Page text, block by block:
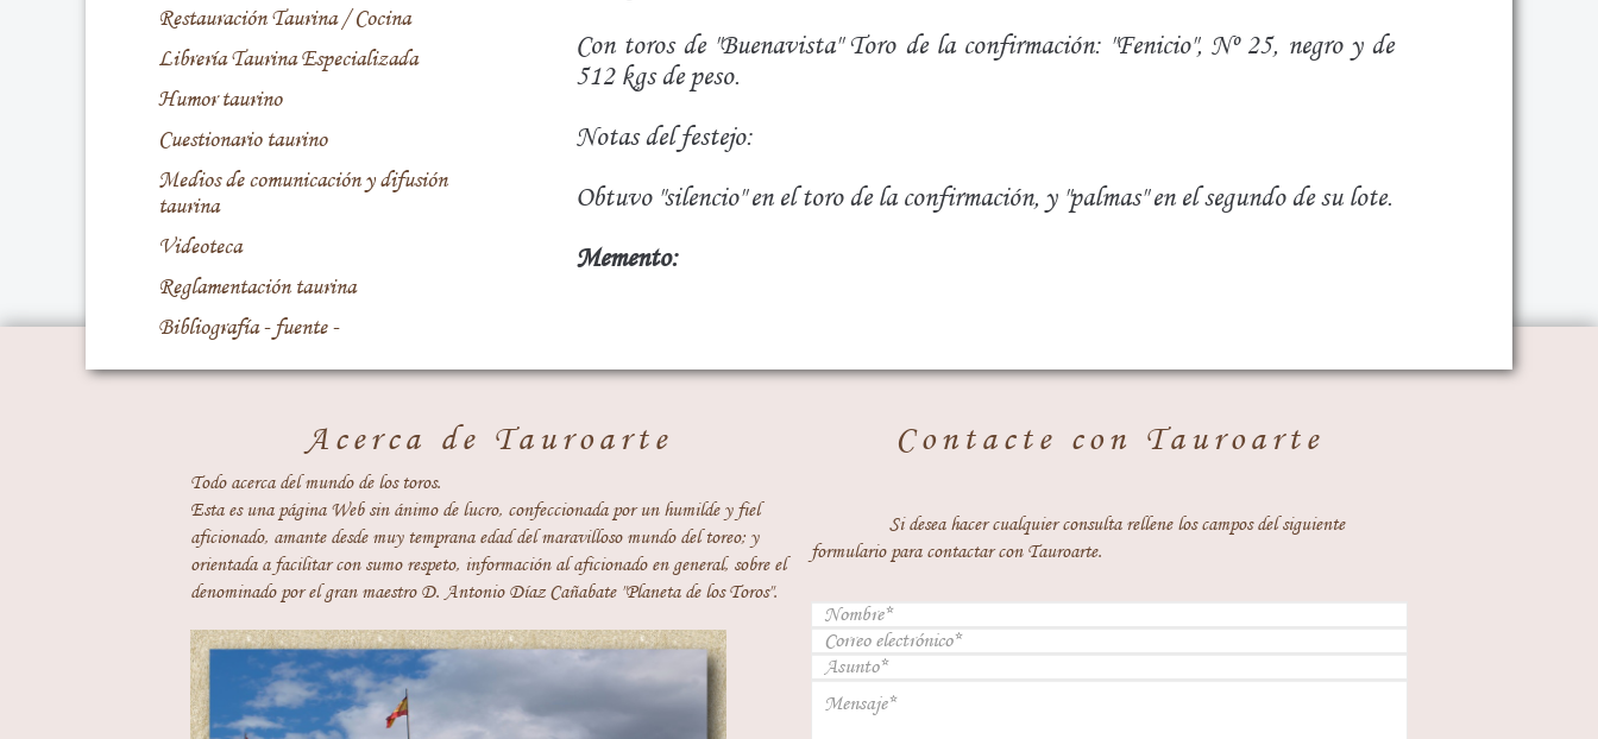
Restauración Taurina / Cocina
Librería Taurina Especializada
Humor taurino
Cuestionario taurino
Medios de comunicación y difusión
taurina
Videoteca
Reglamentación taurina
Bibliografía - fuente -
Con toros de "Buenavista" Toro de la confirmación: "Fenicio", Nº 25, negro y de
512 kgs de peso.
Notas del festejo:
Obtuvo "silencio" en el toro de la confirmación, y "palmas" en el segundo de su lote.
Memento:
Acerca de Tauroarte
Todo acerca del mundo de los toros.
Esta es una página Web sin ánimo de lucro, confeccionada por un humilde y fiel
aficionado, amante desde muy temprana edad del maravilloso mundo del toreo; y
orientada a facilitar con sumo respeto, información al aficionado en general, sobre el
denominado por el gran maestro D. Antonio Díaz Cañabate "Planeta de los Toros".
Contacte con Tauroarte
Si desea hacer cualquier consulta rellene los campos del siguiente
formulario para contactar con Tauroarte.